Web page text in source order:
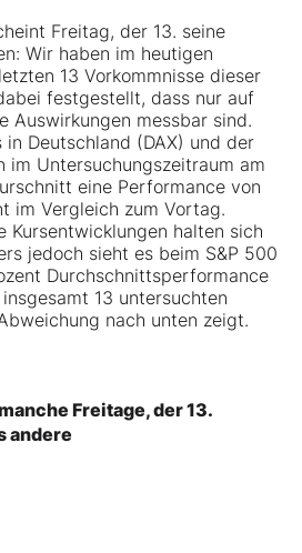
Freitag, der 13. seine
Wir haben im heutigen
13 Vorkommnisse dieser
festgestellt, dass nur auf
Auswirkungen messbar sind.
in Deutschland (DAX) und der
im Untersuchungszeitraum am
eine Performance von
im Vergleich zum Vortag.
Kursentwicklungen halten sich
jedoch sieht es beim S&P 500
Durchschnittsperformance
13 untersuchten
nach unten zeigt.
Freitage, der 13.
andere